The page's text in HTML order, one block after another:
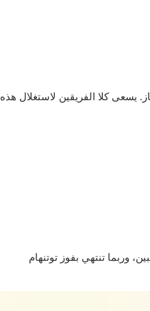
يسعى كلا الفريقين لاستغلال هذه
وربما تنتهي بفوز توتنهام